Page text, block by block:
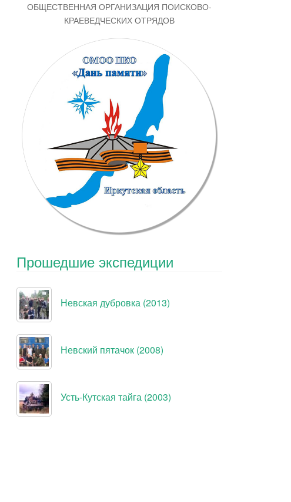
ОБЩЕСТВЕННАЯ ОРГАНИЗАЦИЯ ПОИСКОВО-
КРАЕВЕДЧЕСКИХ ОТРЯДОВ
Прошедшие экспедиции
Невская дубровка (2013)
Невский пятачок (2008)
Усть-Кутская тайга (2003)